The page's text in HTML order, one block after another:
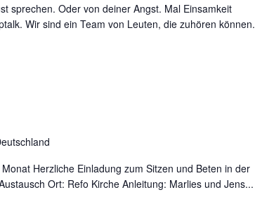
sprechen. Oder von deiner Angst. Mal Einsamkeit
Wir sind ein Team von Leuten, die zuhören können.
Herzliche Einladung zum Sitzen und Beten in der
Ort: Refo Kirche Anleitung: Marlies und Jens...